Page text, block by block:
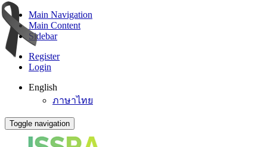
Main Navigation
Main Content
Sidebar
Register
Login
English
ภาษาไทย
Toggle navigation